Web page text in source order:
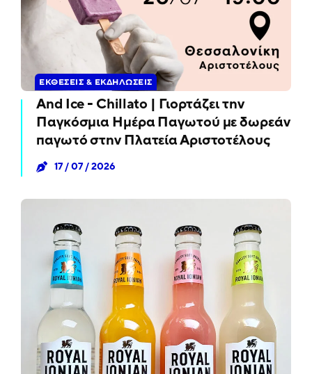
ΕΚΘΈΣΕΙΣ & ΕΚΔΗΛΏΣΕΙΣ
And Ice - Chillato | Γιορτάζει την
Παγκόσμια Ημέρα Παγωτού με δωρεάν
παγωτό στην Πλατεία Αριστοτέλους
17 / 07 / 2026